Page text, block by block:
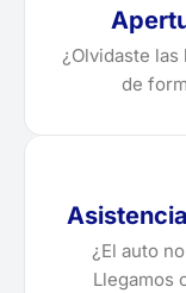
¿Olvidaste
de
¿El auto
Llegamos